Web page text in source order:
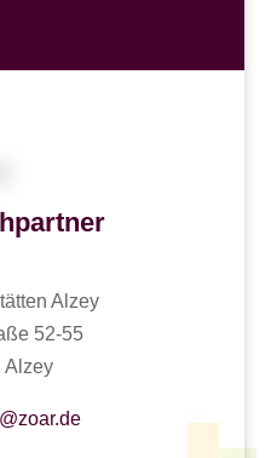
Alzey
52-55
Alzey